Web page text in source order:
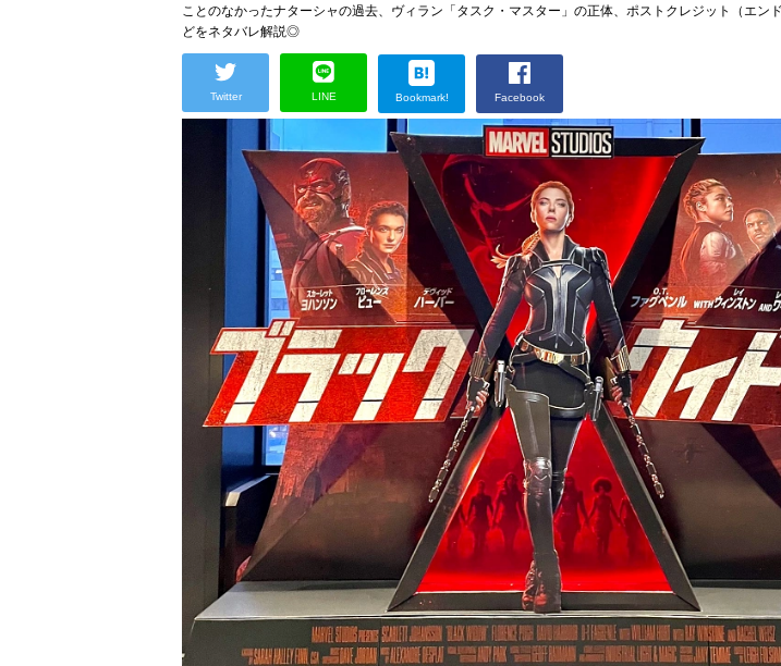
ことのなかったナターシャの過去、ヴィラン「タスク・マスター」の正体、ポストクレジット（エン
どをネタバレ解説◎
Twitter LINE Bookmark! Facebook